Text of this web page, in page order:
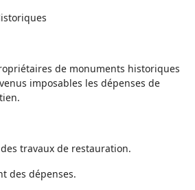
de monuments historiques
imposables les dépenses de
travaux de restauration.
des dépenses.